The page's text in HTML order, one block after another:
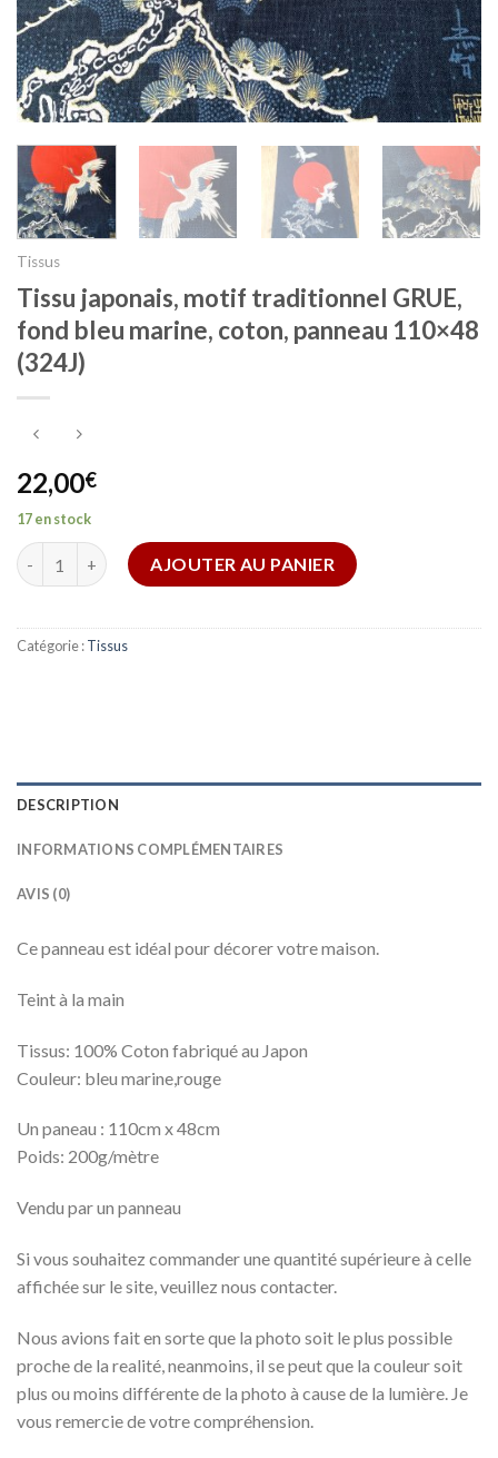
Tissus
Tissu japonais, motif traditionnel GRUE,
fond bleu marine, coton, panneau 110×48
(324J)
22,00€
17 en stock
quantité de Tissu japonais, motif traditionnel GRUE, fond bleu
AJOUTER AU PANIER
Catégorie :Tissus
DESCRIPTION
INFORMATIONS COMPLÉMENTAIRES
AVIS (0)
Ce panneau est idéal pour décorer votre maison.
Teint à la main
Tissus: 100% Coton fabriqué au Japon
Couleur: bleu marine,rouge
Un paneau : 110cm x 48cm
Poids: 200g/mètre
Vendu par un panneau
Si vous souhaitez commander une quantité supérieure à celle
affichée sur le site, veuillez nous contacter.
Nous avions fait en sorte que la photo soit le plus possible
proche de la realité, neanmoins, il se peut que la couleur soit
plus ou moins différente de la photo à cause de la lumière. Je
vous remercie de votre compréhension.